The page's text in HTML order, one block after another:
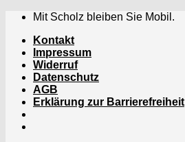
Zum
springen
Mit Scholz bleiben Sie Mobil.
Kontakt
Impressum
Widerruf
Datenschutz
AGB
Erklärung zur Barrierefreiheit